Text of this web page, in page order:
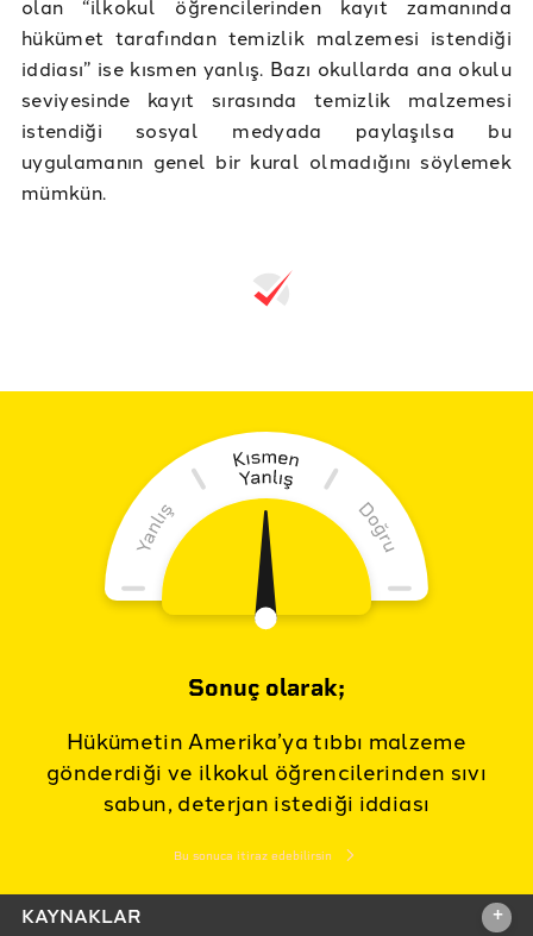
olan “ilkokul öğrencilerinden kayıt zamanında
hükümet tarafından temizlik malzemesi istendiği
iddiası” ise kısmen yanlış. Bazı okullarda ana okulu
seviyesinde kayıt sırasında temizlik malzemesi
istendiği sosyal medyada paylaşılsa bu
uygulamanın genel bir kural olmadığını söylemek
mümkün.
Sonuç olarak;
Hükümetin Amerika’ya tıbbı malzeme
gönderdiği ve ilkokul öğrencilerinden sıvı
sabun, deterjan istediği iddiası
Bu sonuca itiraz edebilirsin
KAYNAKLAR +